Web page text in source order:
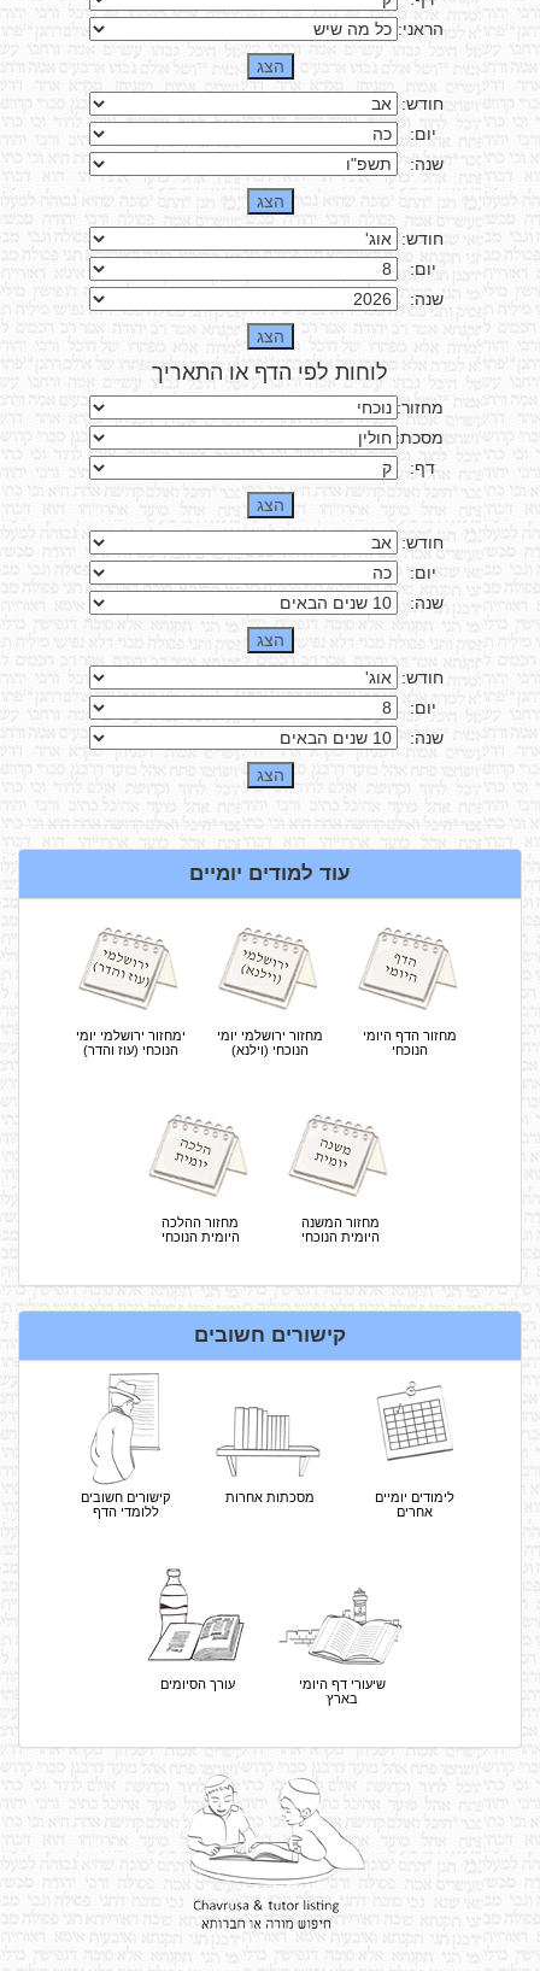
הראני:
חודש:
יום:
שנה:
חודש:
יום:
שנה:
לוחות לפי הדף או התאריך
מחזור:
מסכת:
דף:
חודש:
יום:
שנה:
חודש:
יום:
שנה:
עוד למודים יומיים
מחזור הדף היומי
הנוכחי
מחזור ירושלמי יומי
הנוכחי (וילנא)
ימחזור ירושלמי יומי
הנוכחי (עוז והדר)
מחזור המשנה
היומית הנוכחי
מחזור ההלכה
היומית הנוכחי
קישורים חשובים
לימודים יומיים
אחרים
מסכתות אחרות
קישורים חשובים
ללומדי הדף
שיעורי דף היומי
בארץ
עורך הסיומים